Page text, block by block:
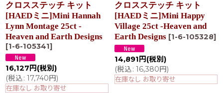
クロスステッチ キット
[HAEDミニ]Mini Hannah
Lynn Montage 25ct -
Heaven and Earth Designs
[1-6-105341]
16,127 円 (税別)
(税込: 17,740円)
在庫なし お取り寄せ
クロスステッチ キット
[HAEDミニ]Mini Happy
Village 25ct -Heaven and
Earth Designs [1-6-105328]
14,891 円 (税別)
(税込: 16,380円)
在庫なし お取り寄せ